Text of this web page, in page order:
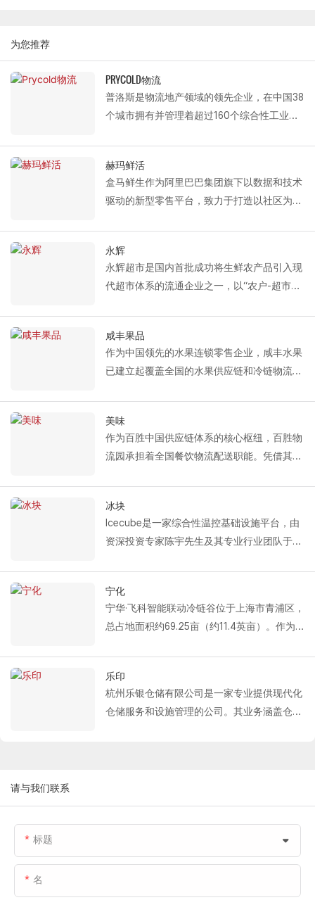
为您推荐
PRYCOLD物流
普洛斯是物流地产领域的领先企业，在中国38
个城市拥有并管理着超过160个综合性工业园
家级主要物流枢纽、工业园区和城市配送中
心。
赫玛鲜活
盒马鲜生作为阿里巴巴集团旗下以数据和技术
驱动的新型零售平台，致力于打造以社区为基
Fastlink 为 Hema 提供的解决方案包括冷链装
卸系统产品，例如冷库保温分段门、冷库高速
滑动门和充气式装卸平台。
Fastlink 完全满足盒马鲜生在冷链仓储和生鲜
配送等领域对温度控制和运行效率的严格要
求，为其新型零售供应链的稳定运行提供专业
永辉
永辉超市是国内首批成功将生鲜农产品引入现
代超市体系的流通企业之一，以“农户-超市联
为以零售为主导、现代物流为支撑、现代农业
和食品产业为两大支柱、产业发展为基石的大
型商业集团。
温分段门、冷库高速滑动门、液压装卸平台和
海绵装卸平台密封条。
Fastlink从多个维度全面满足永辉在生鲜食品
温控维护、高速通行、高效装卸以及节能密封
等。这为其民生供应链的稳定高效运行提供了
可靠的设施保障。
咸丰果品
作为中国领先的水果连锁零售企业，咸丰水果
已建立起覆盖全国的水果供应链和冷链物流体
Fastlink 为咸丰水果提供的冷链物流设施解决
方案包括：保温分段门、保温高速卷帘门、液
压装卸平台和机械装卸平台。
力，这些解决方案有效地满足了先锋水果在仓
储物流过程中对温度控制和运营效率的要求。
美味
作为百胜中国供应链体系的核心枢纽，百胜物
流园承担着全国餐饮物流配送职能。凭借其高
流支持。
Fastlink 为 Yum 物流园提供的综合冷链装卸
解决方案包括：保温分段门、冷库高速卷帘
该集成解决方案通过保温分段门和海绵式装卸
平台密封条的协同作用实现高效密封，利用冷
库高速卷帘门确保货物运输效率，并借助液压
的冷链装卸闭环系统，为百胜物流园的仓储运
营提供全面的温度控制、能源效率管理和运营
效率保障。
冰块
Icecube是一家综合性温控基础设施平台，由
资深投资专家陈宇先生及其专业行业团队于
冷链服务，另一方面凭借其专业的投资和资产
管理能力，为金融客户构建稳定的核心资产组
合。
餐饮质量”为使命，致力于构建现代化、标准
化的温控仓储网络。
Fastlink 为 Icecube 提供的综合冷链设施解决
宁化
宁华·飞科智能联动冷链谷位于上海市青浦区，
总占地面积约69.25亩（约11.4英亩）。作为
Fastlink 为本项目定制了以下冷链物流设施解
决方案：保温分段式门：有效维持仓库内部温
度稳定，降低能耗；冷库高速滑动门：满足高
乐印
杭州乐银仓储有限公司是一家专业提供现代化
仓储服务和设施管理的公司。其业务涵盖仓储
请与我们联系
标题
名